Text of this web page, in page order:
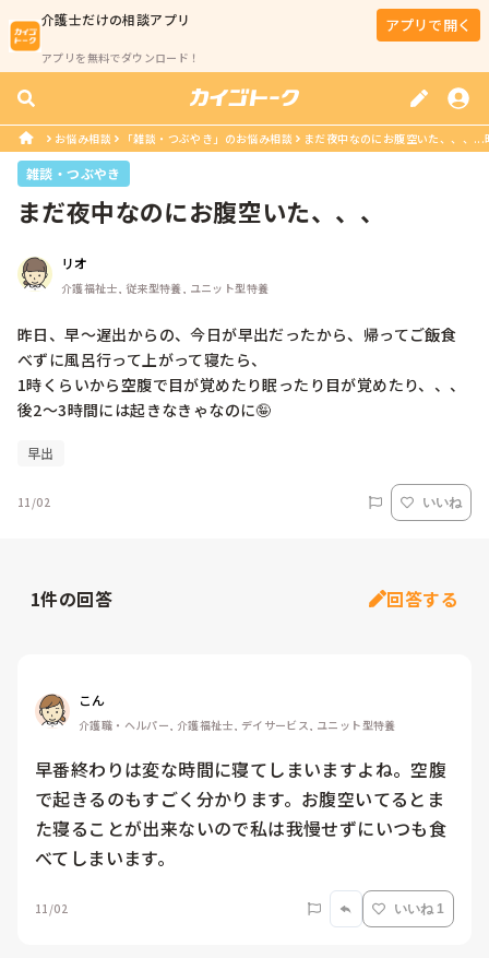
介護士だけの相談アプリ
アプリを無料でダウンロード！
アプリで開く
お悩み相談 「雑談・つぶやき」のお悩み相談 まだ夜中なのにお腹空いた、、、
雑談・つぶやき
まだ夜中なのにお腹空いた、、、
リオ
介護福祉士, 従来型特養, ユニット型特養
昨日、早〜遅出からの、今日が早出だったから、帰ってご飯食
べずに風呂行って上がって寝たら、
1時くらいから空腹で目が覚めたり眠ったり目が覚めたり、、、
早出
11/02 いいね
1件の回答 回答する
こん
介護職・ヘルパー, 介護福祉士, デイサービス, ユニット型特養
早番終わりは変な時間に寝てしまいますよね。空腹
で起きるのもすごく分かります。お腹空いてるとま
た寝ることが出来ないので私は我慢せずにいつも食
べてしまいます。
11/02 いいね 1